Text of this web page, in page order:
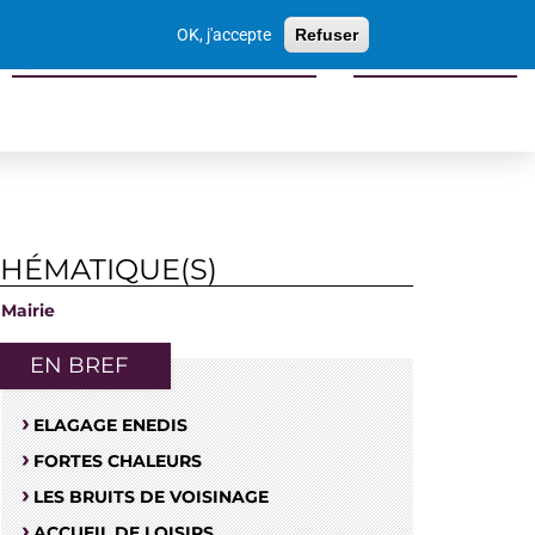
OK, j'accepte Refuser
Sports culture loisirs tourisme
Mairie
EN BREF
ELAGAGE ENEDIS
FORTES CHALEURS
LES BRUITS DE VOISINAGE